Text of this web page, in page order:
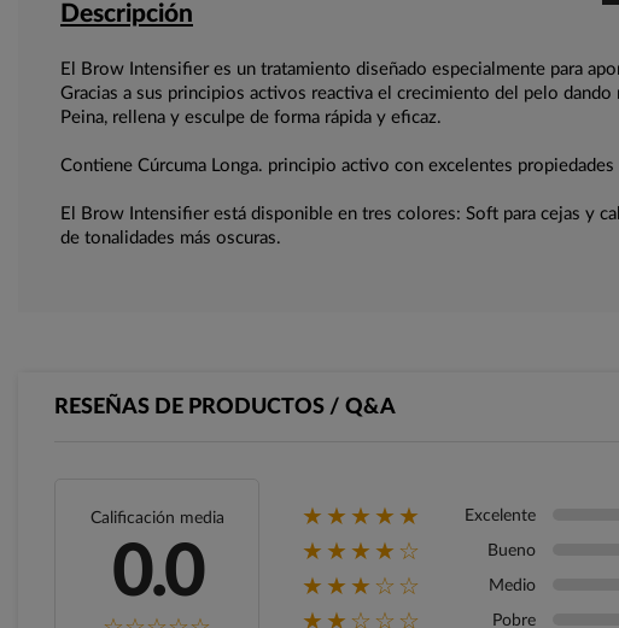
Descripción
El Brow Intensifier es un tratamiento diseñado especialmente para
Gracias a sus principios activos reactiva el crecimiento del pelo dando
Peina, rellena y esculpe de forma rápida y eficaz.
Contiene Cúrcuma Longa. principio activo con excelentes
El Brow Intensifier está disponible en tres colores: Soft para cejas y
de tonalidades más oscuras.
RESEÑAS DE PRODUCTOS / Q&A
Calificación media
0.0
★★★★★ Excelente
★★★★☆ Bueno
★★★☆☆ Medio
★★☆☆☆ Pobre